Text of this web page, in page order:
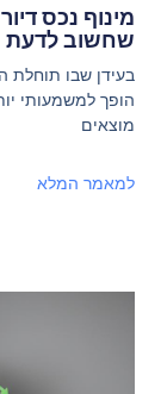
מינוף נכס
שחשוב לדעת
בעידן שבו תוחלת
הופך למשמעותי
מוצאים
למאמר המלא